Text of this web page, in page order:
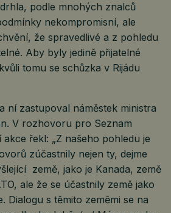
podle mnohých znalců
nekompromisní, ale
že spravedlivé a z pohledu
Aby byly jedině přijatelné
tomu se schůzka v Rijádu
ní zastupoval náměstek ministra
V rozhovoru pro Seznam
řekl: „Z našeho pohledu je
zúčastnily nejen ty, dejme
země, jako je Kanada, země
ale že se účastnily země jako
Dialogu s těmito zeměmi se na